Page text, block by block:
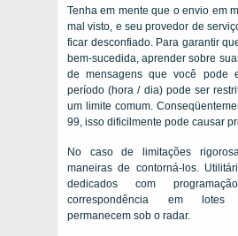
Tenha em mente que o envio em
mal visto, e seu provedor de
ficar desconfiado. Para garantir
bem-sucedida, aprender sobre
de mensagens que você pode
período (hora / dia) pode ser
um limite comum.
99, isso dificilmente pode causar
No caso de limitações
maneiras de contorná-los.
dedicados com
correspondência em lotes
permanecem sob o radar.